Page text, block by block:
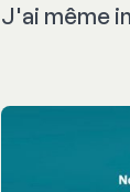
J'ai même